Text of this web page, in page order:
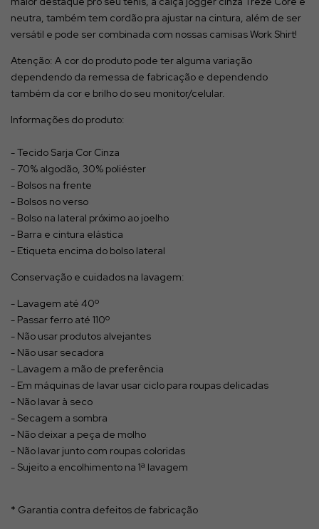
neutra, também tem cordão pra ajustar na cintura, além de ser
versátil e pode ser combinada com nossas camisas Work Shirt!
Atenção: A cor do produto pode ter alguma variação
dependendo da remessa de fabricação e dependendo
também da cor e brilho do seu monitor/celular.
Informações do produto:
- Tecido Sarja Cor Cinza
- 70% algodão, 30% poliéster
- Bolsos na frente
- Bolsos no verso
- Bolso na lateral próximo ao joelho
- Barra e cintura elástica
- Etiqueta encima do bolso lateral
Conservação e cuidados na lavagem:
- Lavagem até 40º
- Passar ferro até 110º
- Não usar produtos alvejantes
- Não usar secadora
- Lavagem a mão de preferência
- Em máquinas de lavar usar ciclo para roupas delicadas
- Não lavar à seco
- Secagem a sombra
- Não deixar a peça de molho
- Não lavar junto com roupas coloridas
- Sujeito a encolhimento na 1ª lavagem
* Garantia contra defeitos de fabricação